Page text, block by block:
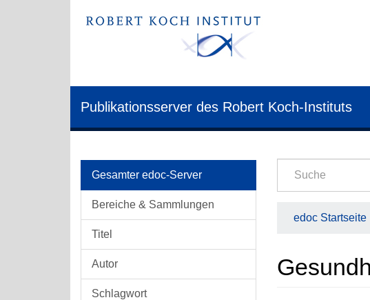
Publikationsserver des Robert Koch-Instituts
Gesamter edoc-Server
Bereiche & Sammlungen
Titel
Autor
Schlagwort
edoc Startseite